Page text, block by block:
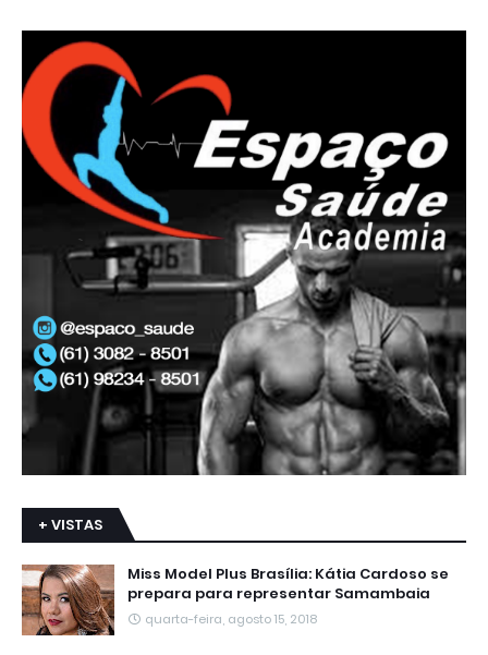
+ VISTAS
Miss Model Plus Brasília: Kátia Cardoso se
prepara para representar Samambaia
quarta-feira, agosto 15, 2018